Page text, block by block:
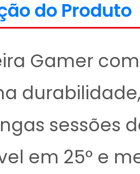
do Produto
Gamer
sessões
em 25° e